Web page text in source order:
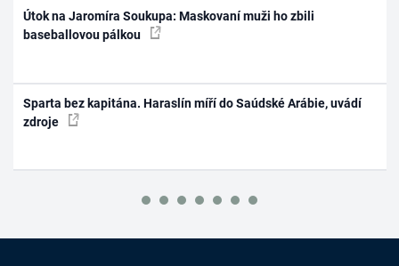
Útok na Jaromíra Soukupa: Maskovaní muži ho zbili
baseballovou pálkou
Sparta bez kapitána. Haraslín míří do Saúdské Arábie, uvádí
zdroje